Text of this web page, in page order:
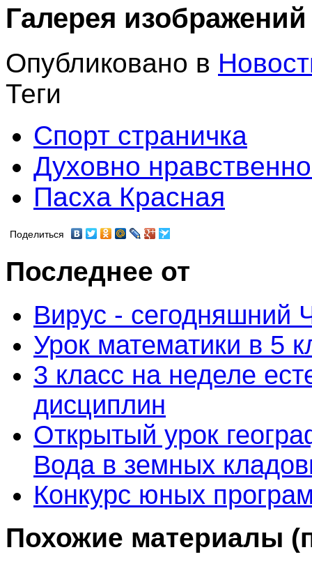
Галерея изображений
Опубликовано в
Теги
Спорт страничка
Духовно
Пасха Красная
Поделиться
Последнее от
Вирус - сегодняшний
Урок математики в 5
3 класс на неделе
дисциплин
Открытый урок
Вода в земных
Конкурс юных
Похожие материалы